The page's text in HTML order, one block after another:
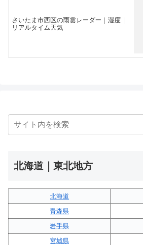
さいたま市西区の雨雲レーダー｜湿度｜
リアルタイム天気
北海道｜東北地方
北海道
青森県
岩手県
宮城県